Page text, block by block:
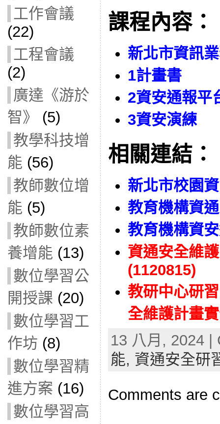
工作會議
(22)
工程會議
(2)
廣達《游於
智》
(5)
教學科技增
能 (56)
教師數位增
能 (5)
教師數位素
養增能 (13)
數位學習公
開授課 (20)
數位學習工
作坊 (8)
數位學習精
進方案 (16)
數位學習高
課程內容：
新北市資訊
1計畫書
2資安通報平
3資安演練
相關連結：
新北市校園
教育機構資
教育機構資
資通安全維
(1120815)
教研中心研
全維護計畫
13 八月, 2024
能, 資通安全研
Comments are